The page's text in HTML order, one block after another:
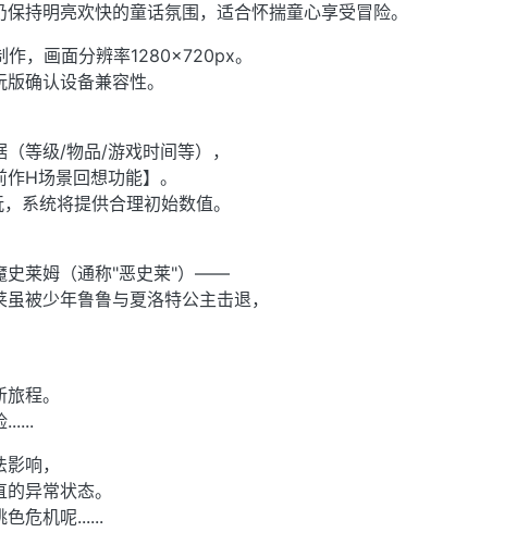
持明亮欢快的童话氛围，适合怀揣童心享受冒险。
，画面分辨率1280×720px。
确认设备兼容性。
等级/物品/游戏时间等），
H场景回想功能】。
系统将提供合理初始数值。
史莱姆（通称"恶史莱"）——
被少年鲁鲁与夏洛特公主击退，
程。
......
响，
异常状态。
危机呢......